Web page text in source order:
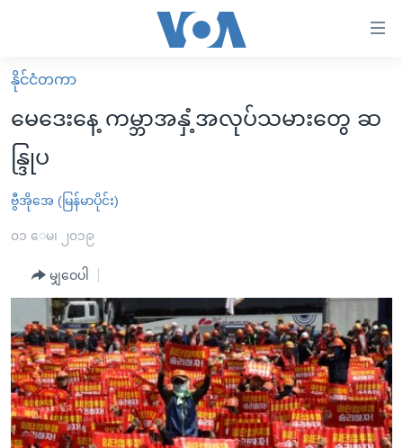
လွယ်ကူ
စေ
သည့်
Link
များ
ပင်မ
ကြည့်
ရန်
ပင်မ
အ
ညွန်း
မူလစာမျက်နှာ
မြန်မာ
ကမ္ဘာ့သတင်းများ
နိုင်ငံတကာ
အစ္စရေး-ပါလက်စတိုင်း
ဗွီဒီယို
အင်္ဂလိပ်စာလေ့လာမယ်
အမေရိကန်သုံးအီဒီယံ
မကြေးမုံရဲ့ အင်္ဂလိပ်စာ
ရုပ်ရှင်ထဲက အင်္ဂလိပ်စာ
သုတပဒေသာ အင်္ဂလိပ်စာ
အပတ်စဉ်ကဏ္ဍများ
ရေဒီယို
တီဗွီ
ရေဒီယိုနှင့်ရုပ်သံ အချက်အလက်များ
ရေဒီယို/တီဗွီအစီအစဉ်
Learning English
နိုင်ငံတကာ
မေဒေးနေ့ ကမ္ဘာအနှံ့အလုပ်သမားတွေ ဆ
န္ဒြုပ
ဗွီအိုအေ (မြန်မာပိုင်း)
၀၁ ေမ၊ ၂၀၁၉
မျှဝေပါ